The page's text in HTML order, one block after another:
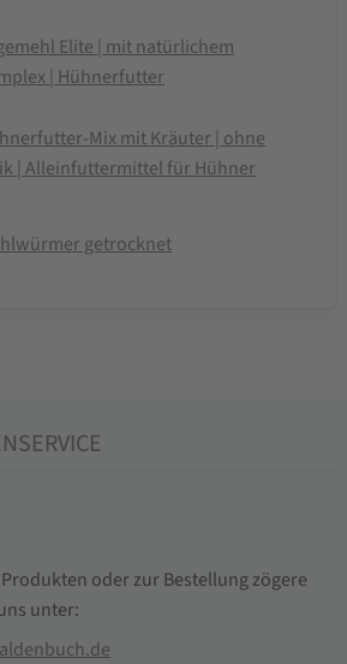
Elite | mit natürlichem
| Hühnerfutter
Mix mit Kräuter | ohne
| Alleinfuttermittel für Hühner
getrocknet
oder zur Bestellung zögere
unter: